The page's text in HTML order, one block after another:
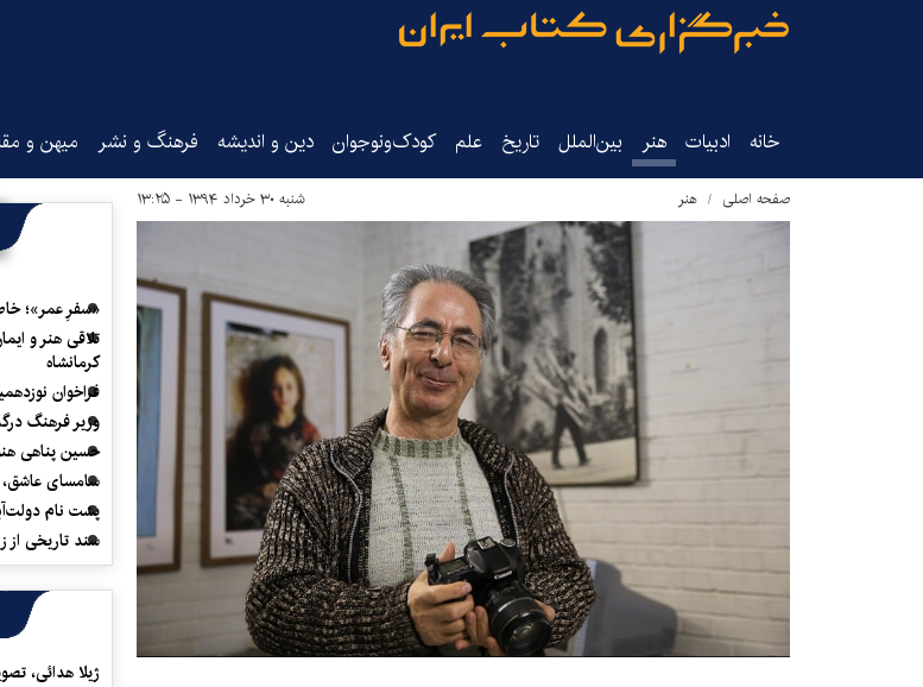
خانه ادبیات هنر بین‌الملل تاریخ‌ علم کودک‌ونوجوان دین و اندیشه فرهنگ و نشر میهن و
صفحه اصلی هنر شنبه ۳۰ خرداد ۱۳۹۴ - ۱۳:۲۵
«سفرِ عمر»؛
تلاقی هنر و
کرمانشاه
فراخوان
وزیر فرهنگ
حسین پناهی
سامسای
پشت نام
سند تاریخی
ژیلا هدائی،